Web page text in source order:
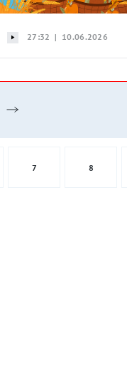
27:32 | 10.06.2026
7 8